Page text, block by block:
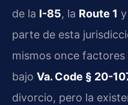
de la I-85, la Route 1
parte de esta
mismos once
bajo Va. Code § 20-
divorcio, pero la